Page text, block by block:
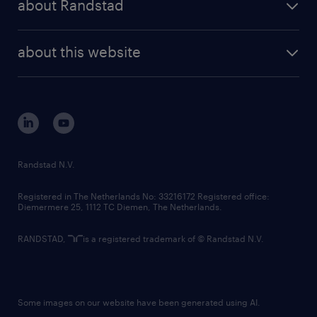
randstad digital
about Randstad
corporate governance
randstad innovation fund
country websites
about this website
Randstad N.V.
Registered in The Netherlands No: 33216172 Registered office:
Diemermere 25, 1112 TC Diemen, The Netherlands.
RANDSTAD, is a registered trademark of © Randstad N.V.
Some images on our website have been generated using AI.